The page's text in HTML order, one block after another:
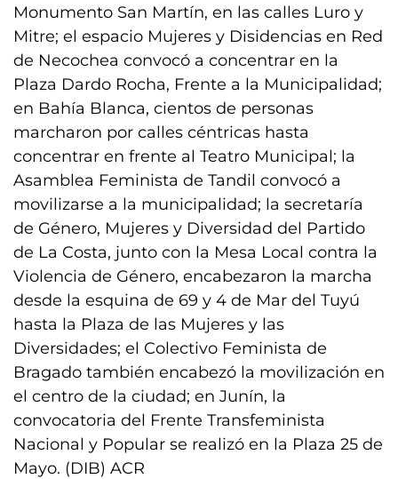
Monumento San Martín, en las calles Luro y
Mitre; el espacio Mujeres y Disidencias en Red
de Necochea convocó a concentrar en la
Plaza Dardo Rocha, Frente a la Municipalidad;
en Bahía Blanca, cientos de personas
marcharon por calles céntricas hasta
concentrar en frente al Teatro Municipal; la
Asamblea Feminista de Tandil convocó a
movilizarse a la municipalidad; la secretaría
de Género, Mujeres y Diversidad del Partido
de La Costa, junto con la Mesa Local contra la
Violencia de Género, encabezaron la marcha
desde la esquina de 69 y 4 de Mar del Tuyú
hasta la Plaza de las Mujeres y las
Diversidades; el Colectivo Feminista de
Bragado también encabezó la movilización en
el centro de la ciudad; en Junín, la
convocatoria del Frente Transfeminista
Nacional y Popular se realizó en la Plaza 25 de
Mayo. (DIB) ACR